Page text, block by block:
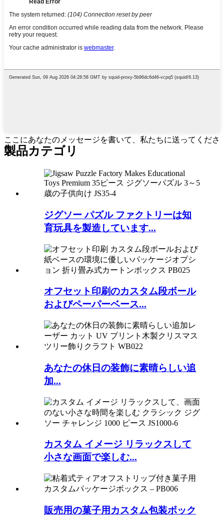
ここにあなたのメッセージを書いて、私たちに送ってくださ
い
製品カテゴリ
ジグソー パズル ファクトリーは知
育玩具を製造しています...
オフセット印刷のカスタム段ボール
およびペーパーベース...
あなたの休日の装飾に素晴らしい追
加...
カスタム イメージ リラックスして
小さな画面で楽しむ...
販売用の菓子用カスタム包装ボック